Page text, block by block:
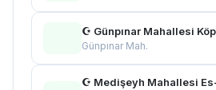
☪ Günpınar Mahallesi
Günpınar Mah.
☪ Medişeyh Mahallesi